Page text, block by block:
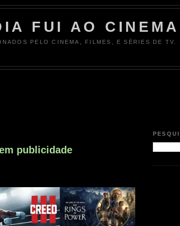
FUI AO CINEMA
PELO CINEMA, FILMES, E SÉRIES DE TV.
publicidade